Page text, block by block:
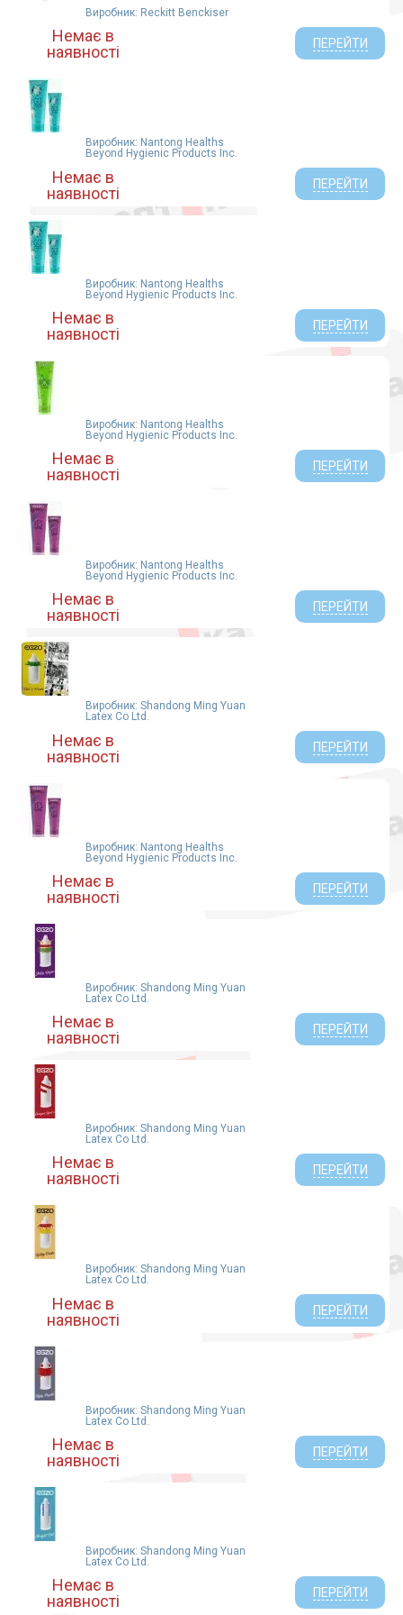
РЕККИТТ БЕНКИЗЕР ХЕЛСКЕР ВЕЛИКОБРИТАНИЯ
Реккітт Бенкізер Хелскер (ЮКей) Лтд, Велика
Британія( Виготовлено на площадці в Таїланді) (6)
(Таїланд) (1)
ЛекоПро ТОВ (Україна, Дніпро
(Дніпропетровськ)) (2)
ОСК Фарм (4)
Виробник: Reckitt Benckiser
Немає в
наявності
ПЕРЕЙТИ
Виробник: Nantong Healths
Beyond Hygienic Products Inc.
Немає в
наявності
ПЕРЕЙТИ
Виробник: Nantong Healths
Beyond Hygienic Products Inc.
Немає в
наявності
ПЕРЕЙТИ
Виробник: Nantong Healths
Beyond Hygienic Products Inc.
Немає в
наявності
ПЕРЕЙТИ
Виробник: Nantong Healths
Beyond Hygienic Products Inc.
Немає в
наявності
ПЕРЕЙТИ
Виробник: Shandong Ming Yuan
Latex Co Ltd.
Немає в
наявності
ПЕРЕЙТИ
Виробник: Nantong Healths
Beyond Hygienic Products Inc.
Немає в
наявності
ПЕРЕЙТИ
Виробник: Shandong Ming Yuan
Latex Co Ltd.
Немає в
наявності
ПЕРЕЙТИ
Виробник: Shandong Ming Yuan
Latex Co Ltd.
Немає в
наявності
ПЕРЕЙТИ
Виробник: Shandong Ming Yuan
Latex Co Ltd.
Немає в
наявності
ПЕРЕЙТИ
Виробник: Shandong Ming Yuan
Latex Co Ltd.
Немає в
наявності
ПЕРЕЙТИ
Виробник: Shandong Ming Yuan
Latex Co Ltd.
Немає в
наявності
ПЕРЕЙТИ